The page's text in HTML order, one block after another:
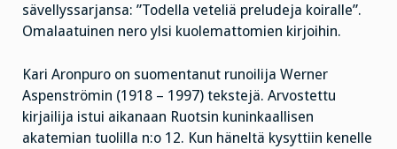
sävellyssarjansa: ”Todella veteliä preludeja koiralle”.
Omalaatuinen nero ylsi kuolemattomien kirjoihin.
Kari Aronpuro on suomentanut runoilija Werner
Aspenströmin (1918 – 1997) tekstejä. Arvostettu
kirjailija istui aikanaan Ruotsin kuninkaallisen
akatemian tuolilla n:o 12. Kun häneltä kysyttiin kenelle